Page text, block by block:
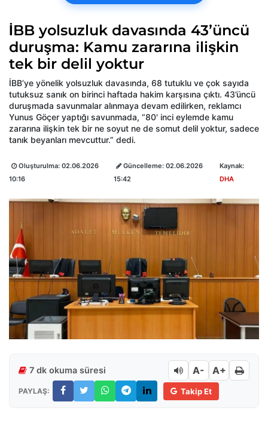
İBB yolsuzluk davasında 43’üncü
duruşma: Kamu zararına ilişkin
tek bir delil yoktur
İBB’ye yönelik yolsuzluk davasında, 68 tutuklu ve çok sayıda
tutuksuz sanık on birinci haftada hakim karşısına çıktı. 43’üncü
duruşmada savunmalar alınmaya devam edilirken, reklamcı
Yunus Göçer yaptığı savunmada, “80' inci eylemde kamu
zararına ilişkin tek bir ne soyut ne de somut delil yoktur, sadece
tanık beyanları mevcuttur.” dedi.
Oluşturulma: 02.06.2026
10:16
Güncelleme:02.06.2026
15:42
Kaynak:
DHA
7 dk okuma süresi A- A+
PAYLAŞ: Takip Et